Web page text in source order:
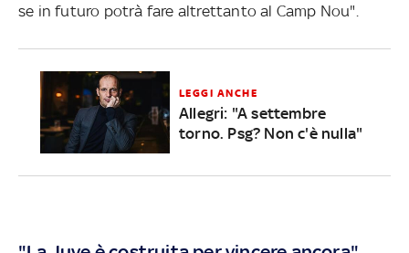
se in futuro potrà fare altrettanto al Camp Nou".
LEGGI ANCHE
Allegri: "A settembre
torno. Psg? Non c'è nulla"